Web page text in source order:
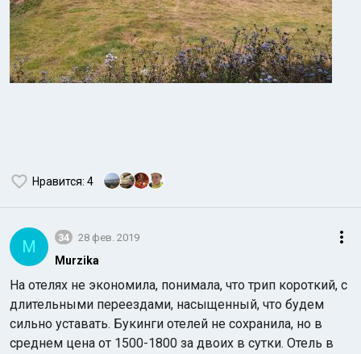
Нравится: 4
M 34 28 фев. 2019
Murzika
На отелях не экономила, понимала, что трип короткий, с
длительными переездами, насыщенный, что будем
сильно уставать. Букинги отелей не сохранила, но в
среднем цена от 1500-1800 за двоих в сутки. Отель в